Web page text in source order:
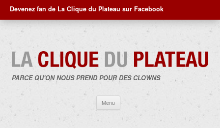
Devenez fan de La Clique du Plateau sur Facebook
PARCE QU'ON NOUS PREND POUR DES CLOWNS
Menu
contenu